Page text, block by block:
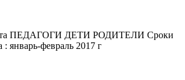
ПЕДАГОГИ ДЕТИ РОДИТЕЛИ Сроки
: январь-февраль 2017 г